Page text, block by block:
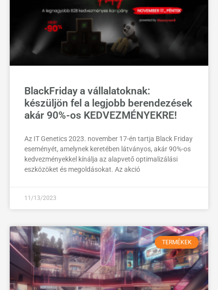
BlackFriday a vállalatoknak:
készüljön fel a legjobb berendezések
akár 90%-os KEDVEZMÉNYEKRE!
Az IT Genetics 2023. november 17-én tartja Black Friday
eseményét, amelynek keretében látványos, akár 90%-os
kedvezményekkel kínálja az alapvető optimalizálási
eszközöket és megoldásokat. Az akció
11/13/2023
TERMÉKEK